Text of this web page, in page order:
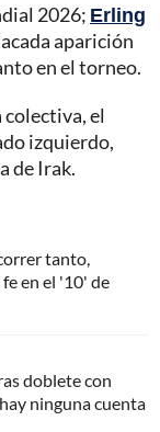
2026; Erling
aparición
en el torneo.
colectiva, el
izquierdo,
de Irak.
tanto,
en el '10' de
doblete con
ninguna cuenta